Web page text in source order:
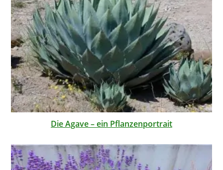
Die Agave – ein Pflanzenportrait